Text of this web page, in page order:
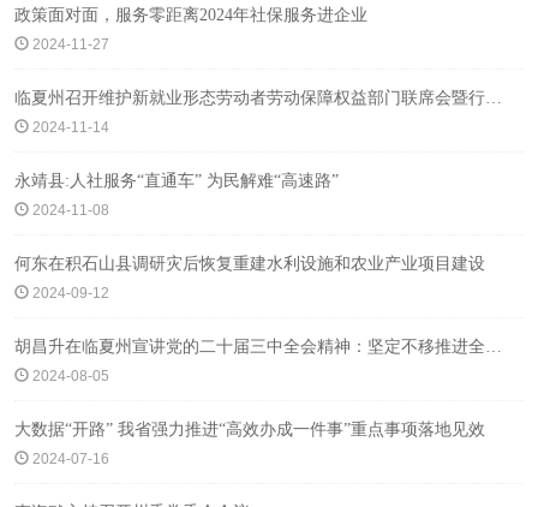
政策面对面，服务零距离2024年社保服务进企业
2024-11-27
临夏州召开维护新就业形态劳动者劳动保障权益部门联席会暨行政指导会
2024-11-14
永靖县:人社服务“直通车” 为民解难“高速路”
2024-11-08
何东在积石山县调研灾后恢复重建水利设施和农业产业项目建设
2024-09-12
胡昌升在临夏州宣讲党的二十届三中全会精神：坚定不移推进全面深化改革 奋力加快中国式现代化甘肃实践
2024-08-05
大数据“开路” 我省强力推进“高效办成一件事”重点事项落地见效
2024-07-16